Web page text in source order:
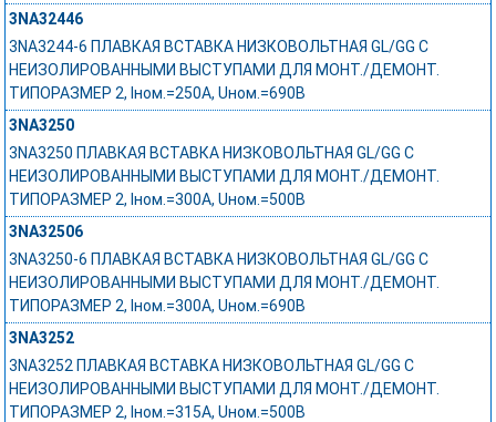
3NA32446
3NA3244-6 ПЛАВКАЯ ВСТАВКА НИЗКОВОЛЬТНАЯ GL/GG С
НЕИЗОЛИРОВАННЫМИ ВЫСТУПАМИ ДЛЯ МОНТ./ДЕМОНТ.
ТИПОРАЗМЕР 2, Iном.=250A, Uном.=690В
3NA3250
3NA3250 ПЛАВКАЯ ВСТАВКА НИЗКОВОЛЬТНАЯ GL/GG С
НЕИЗОЛИРОВАННЫМИ ВЫСТУПАМИ ДЛЯ МОНТ./ДЕМОНТ.
ТИПОРАЗМЕР 2, Iном.=300A, Uном.=500В
3NA32506
3NA3250-6 ПЛАВКАЯ ВСТАВКА НИЗКОВОЛЬТНАЯ GL/GG С
НЕИЗОЛИРОВАННЫМИ ВЫСТУПАМИ ДЛЯ МОНТ./ДЕМОНТ.
ТИПОРАЗМЕР 2, Iном.=300A, Uном.=690В
3NA3252
3NA3252 ПЛАВКАЯ ВСТАВКА НИЗКОВОЛЬТНАЯ GL/GG С
НЕИЗОЛИРОВАННЫМИ ВЫСТУПАМИ ДЛЯ МОНТ./ДЕМОНТ.
ТИПОРАЗМЕР 2, Iном.=315A, Uном.=500В